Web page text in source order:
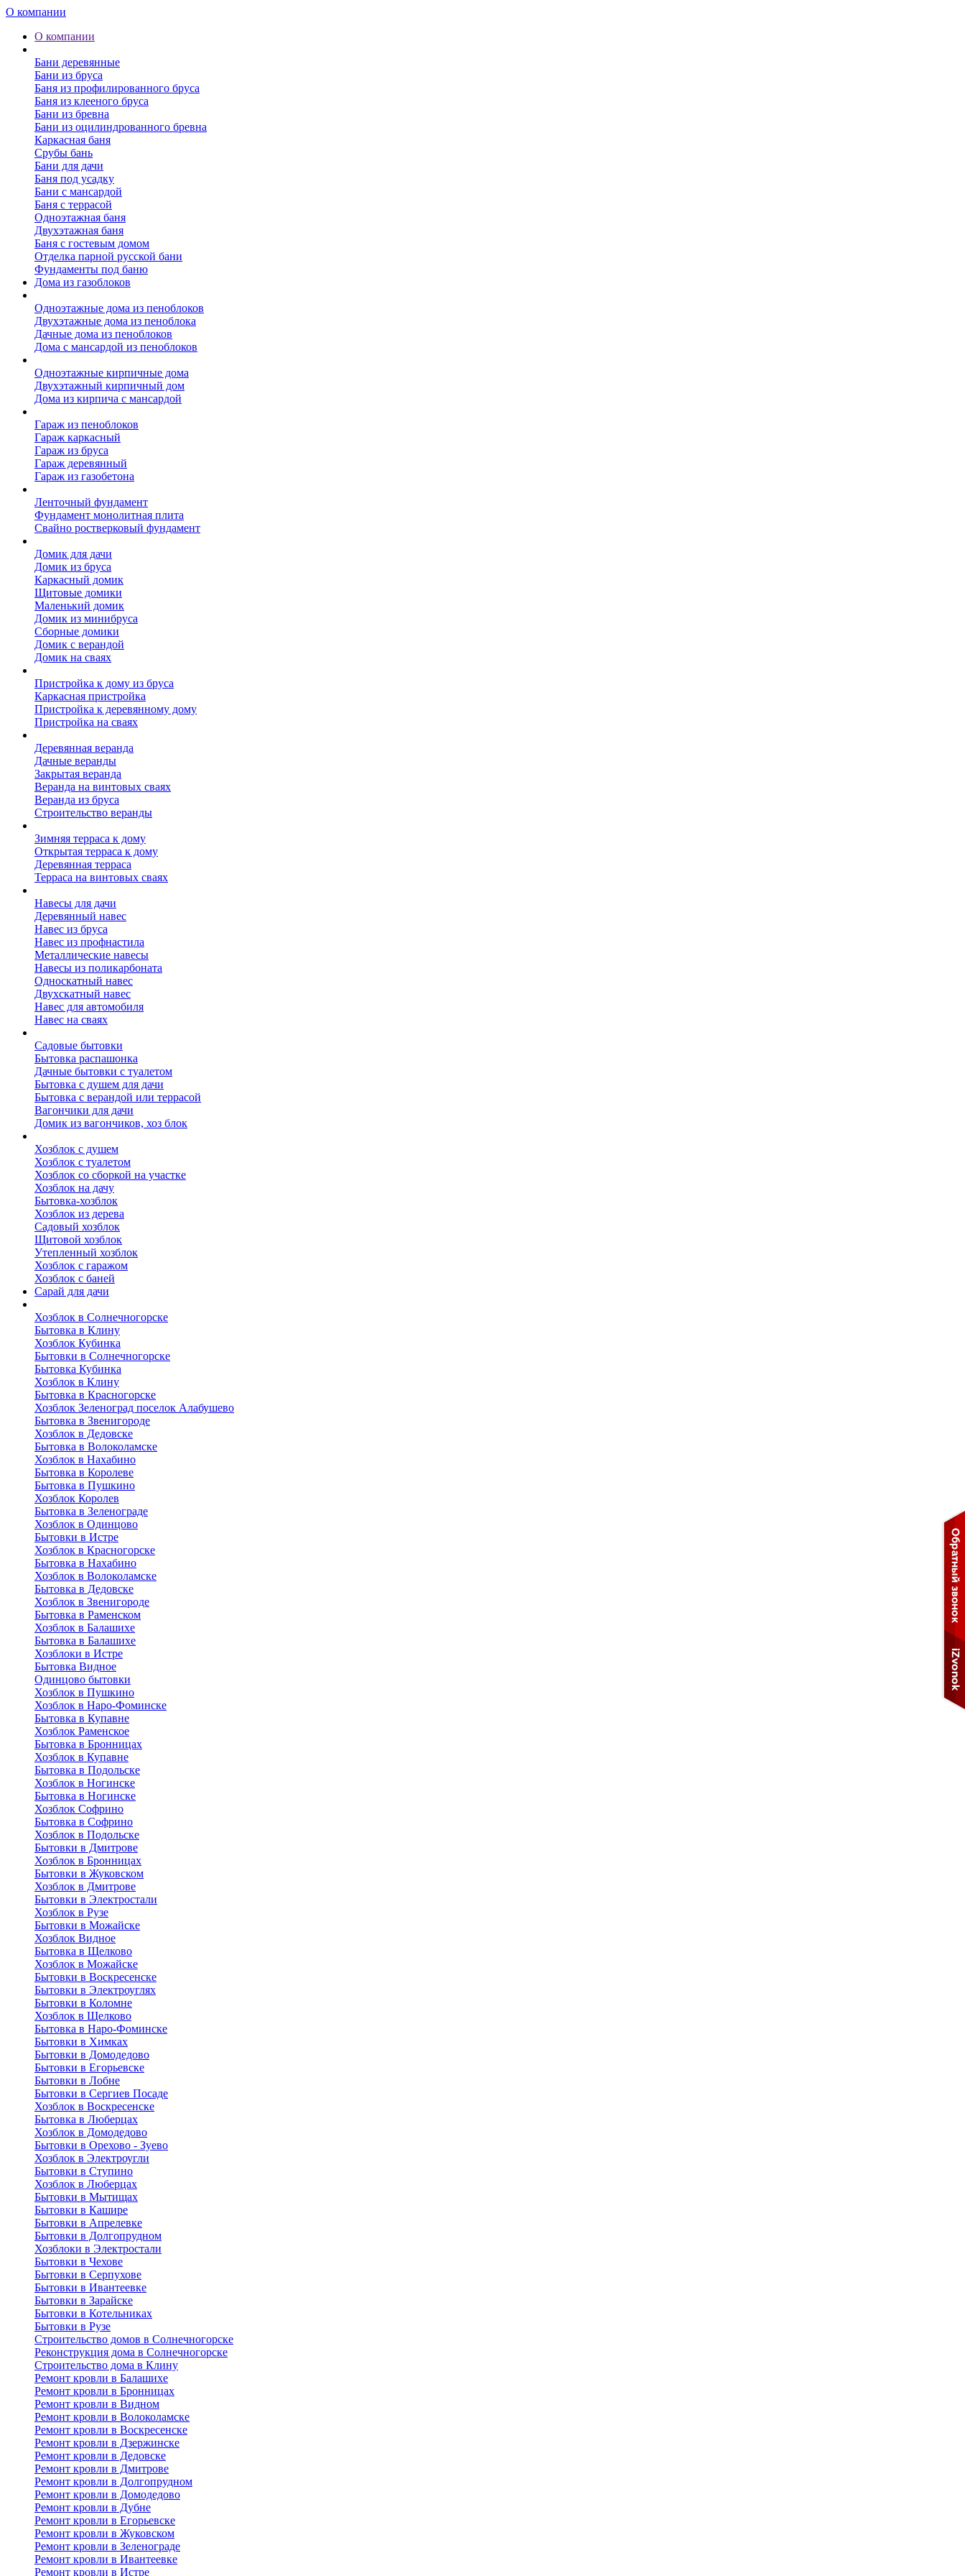
О компании
О компании
Бани деревянные
Бани из бруса
Баня из профилированного бруса
Баня из клееного бруса
Бани из бревна
Бани из оцилиндрованного бревна
Каркасная баня
Срубы бань
Бани для дачи
Баня под усадку
Бани с мансардой
Баня с террасой
Одноэтажная баня
Двухэтажная баня
Баня с гостевым домом
Отделка парной русской бани
Фундаменты под баню
Дома из газоблоков
Одноэтажные дома из пеноблоков
Двухэтажные дома из пеноблока
Дачные дома из пеноблоков
Дома с мансардой из пеноблоков
Одноэтажные кирпичные дома
Двухэтажный кирпичный дом
Дома из кирпича с мансардой
Гараж из пеноблоков
Гараж каркасный
Гараж из бруса
Гараж деревянный
Гараж из газобетона
Ленточный фундамент
Фундамент монолитная плита
Свайно ростверковый фундамент
Домик для дачи
Домик из бруса
Каркасный домик
Щитовые домики
Маленький домик
Домик из минибруса
Сборные домики
Домик с верандой
Домик на сваях
Пристройка к дому из бруса
Каркасная пристройка
Пристройка к деревянному дому
Пристройка на сваях
Деревянная веранда
Дачные веранды
Закрытая веранда
Веранда на винтовых сваях
Веранда из бруса
Строительство веранды
Зимняя терраса к дому
Открытая терраса к дому
Деревянная терраса
Терраса на винтовых сваях
Навесы для дачи
Деревянный навес
Навес из бруса
Навес из профнастила
Металлические навесы
Навесы из поликарбоната
Односкатный навес
Двухскатный навес
Навес для автомобиля
Навес на сваях
Садовые бытовки
Бытовка распашонка
Дачные бытовки с туалетом
Бытовка с душем для дачи
Бытовка с верандой или террасой
Вагончики для дачи
Домик из вагончиков, хоз блок
Хозблок с душем
Хозблок с туалетом
Хозблок со сборкой на участке
Хозблок на дачу
Бытовка-хозблок
Хозблок из дерева
Садовый хозблок
Щитовой хозблок
Утепленный хозблок
Хозблок с гаражом
Хозблок с баней
Сарай для дачи
Хозблок в Солнечногорске
Бытовка в Клину
Хозблок Кубинка
Бытовки в Солнечногорске
Бытовка Кубинка
Хозблок в Клину
Бытовка в Красногорске
Хозблок Зеленоград поселок Алабушево
Бытовка в Звенигороде
Хозблок в Дедовске
Бытовка в Волоколамске
Хозблок в Нахабино
Бытовка в Королеве
Бытовкa в Пушкино
Хозблок Королев
Бытовка в Зеленограде
Хозблок в Одинцово
Бытовки в Истре
Хозблок в Красногорске
Бытовка в Нахабино
Хозблок в Волоколамске
Бытовкa в Дедовске
Хозблок в Звенигороде
Бытовка в Раменском
Хозблок в Балашихе
Бытовкa в Балашихе
Хозблоки в Истре
Бытовка Видное
Одинцово бытовки
Хозблок в Пушкино
Хозблок в Наро-Фоминске
Бытовка в Купавне
Хозблок Раменское
Бытовка в Бронницах
Хозблок в Купавне
Бытовка в Подольске
Хозблок в Ногинске
Бытовка в Ногинске
Хозблок Софрино
Бытовка в Софрино
Хозблок в Подольске
Бытовки в Дмитрове
Хозблок в Бронницах
Бытовки в Жуковском
Хозблок в Дмитрове
Бытовки в Электростали
Хозблок в Рузе
Бытовки в Можайске
Хозблок Видное
Бытовкa в Щелково
Хозблок в Можайске
Бытовки в Воскресенске
Бытовки в Электроуглях
Бытовки в Коломне
Хозблок в Щелково
Бытовка в Наро-Фоминске
Бытовки в Химках
Бытовки в Домодедово
Бытовки в Егорьевске
Бытовки в Лобне
Бытовки в Сергиев Посаде
Хозблок в Воскресенске
Бытовка в Люберцах
Хозблок в Домодедово
Бытовки в Орехово - Зуево
Хозблок в Электроугли
Бытовки в Ступино
Хозблок в Люберцах
Бытовки в Мытищах
Бытовки в Кашире
Бытовки в Апрелевке
Бытовки в Долгопрудном
Хозблоки в Электростали
Бытовки в Чехове
Бытовки в Серпухове
Бытовки в Ивантеевке
Бытовки в Зарайске
Бытовки в Котельниках
Бытовки в Рузе
Строительство домов в Солнечногорске
Реконструкция дома в Солнечногорске
Строительство дома в Клину
Ремонт кровли в Балашихе
Ремонт кровли в Бронницах
Ремонт кровли в Видном
Ремонт кровли в Волоколамске
Ремонт кровли в Воскресенске
Ремонт кровли в Дзержинске
Ремонт кровли в Дедовске
Ремонт кровли в Дмитрове
Ремонт кровли в Долгопрудном
Ремонт кровли в Домодедово
Ремонт кровли в Дубне
Ремонт кровли в Егорьевске
Ремонт кровли в Жуковском
Ремонт кровли в Зеленограде
Ремонт кровли в Ивантеевке
Ремонт кровли в Истре